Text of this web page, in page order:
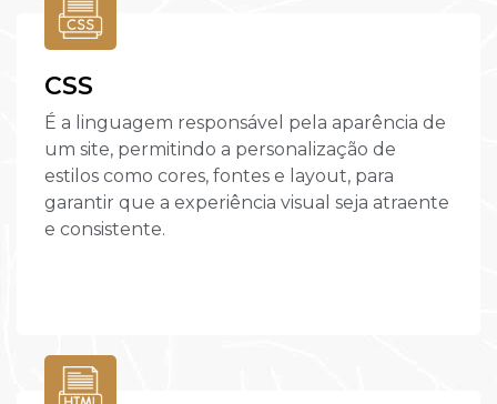
CSS
É a linguagem responsável pela aparência de
um site, permitindo a personalização de
estilos como cores, fontes e layout, para
garantir que a experiência visual seja atraente
e consistente.